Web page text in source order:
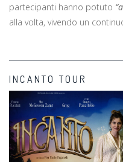
partecipanti hanno potuto
alla volta, vivendo un
INCANTO TOUR